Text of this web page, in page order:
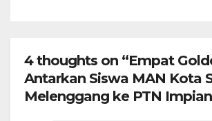
4 thoughts on “Empat
Antarkan Siswa MAN Kota
Melenggang ke PTN